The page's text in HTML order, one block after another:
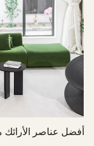
أفضل عناصر